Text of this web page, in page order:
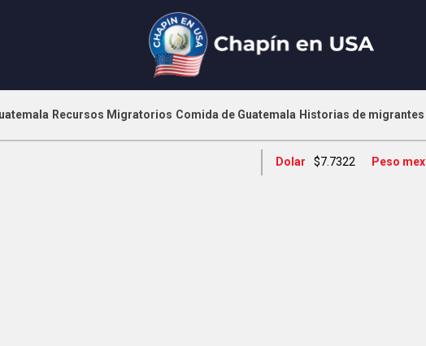
Recursos Migratorios Comida de Guatemala Historias de migrantes
Dolar $7.7322 Peso mex